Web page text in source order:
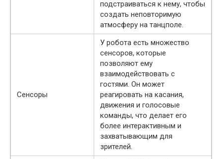
подстраиваться к нему, чтобы
создать неповторимую
атмосферу на танцполе.
Сенсоры
У робота есть множество
сенсоров, которые
позволяют ему
взаимодействовать с
гостями. Он может
реагировать на касания,
движения и голосовые
команды, что делает его
более интерактивным и
захватывающим для
зрителей.